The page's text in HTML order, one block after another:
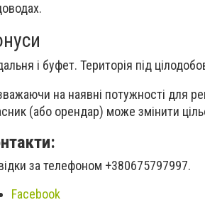
і буфет. Територія під
на наявні потужності для
(або орендар) може змінити
за телефоном +380675797997.
Facebook